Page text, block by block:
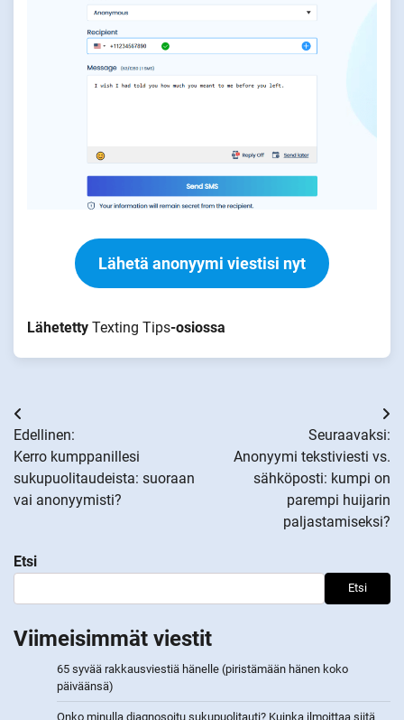
Lähetä anonyymi viestisi nyt
Lähetetty Texting Tips-osiossa
Artikkelien
selaus
Edellinen:
Kerro kumppanillesi
sukupuolitaudeista: suoraan
vai anonyymisti?
Seuraavaksi:
Anonyymi tekstiviesti vs.
sähköposti: kumpi on
parempi huijarin
paljastamiseksi?
Etsi
Etsi
Viimeisimmät viestit
65 syvää rakkausviestiä hänelle (piristämään hänen koko
päiväänsä)
Onko minulla diagnosoitu sukupuolitauti? Kuinka ilmoittaa siitä